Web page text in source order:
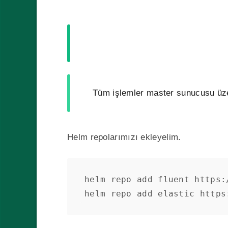
Tüm işlemler master sunucusu
Helm repolarımızı ekleyelim.
helm repo add fluent
helm repo add elastic